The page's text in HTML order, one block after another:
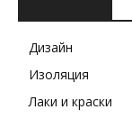
Дизайн
Изоляция
Лаки и краски